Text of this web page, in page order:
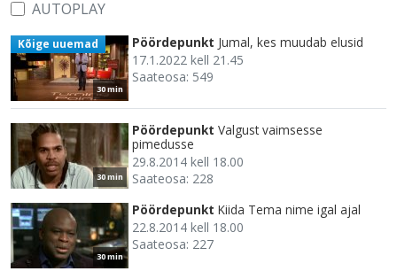
AUTOPLAY
30 min
Kõige uuemad Pöördepunkt Jumal, kes muudab elusid
17.1.2022 kell 21.45
Saateosa: 549
30 min
Pöördepunkt Valgust vaimsesse
pimedusse
29.8.2014 kell 18.00
Saateosa: 228
30 min
Pöördepunkt Kiida Tema nime igal ajal
22.8.2014 kell 18.00
Saateosa: 227